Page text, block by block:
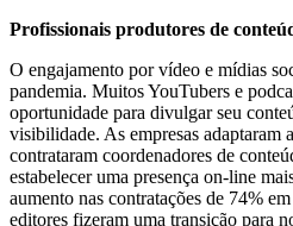
Profissionais produtores de
O engajamento por vídeo e mídias
pandemia. Muitos YouTubers e
oportunidade para divulgar seu
visibilidade. As empresas adaptaram
contrataram coordenadores de
estabelecer uma presença on-line
aumento nas contratações de 74%
editores fizeram uma transição para